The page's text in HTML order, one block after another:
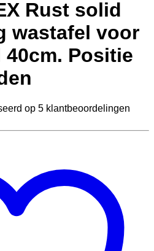
Rust solid
wastafel voor
Positie
op 5 klantbeoordelingen